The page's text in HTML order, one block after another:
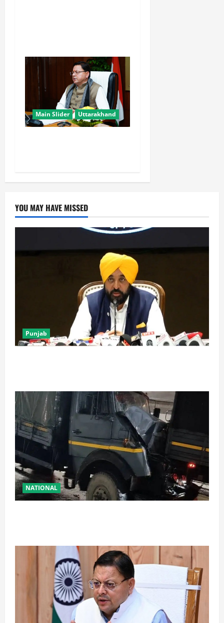
Main Slider Uttarakhand
YOU MAY HAVE MISSED
Punjab
NATIONAL